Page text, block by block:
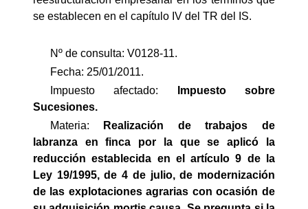
se establecen en el capítulo IV del TR del IS.
Nº de consulta: V0128-11.
Fecha: 25/01/2011.
Impuesto afectado:
Impuesto
sobre
Sucesiones.
Materia:
Realización de trabajos de
labranza en finca por la que se aplicó la
reducción establecida en el artículo 9 de la
Ley 19/1995, de 4 de julio, de modernización
de las explotaciones agrarias con ocasión de